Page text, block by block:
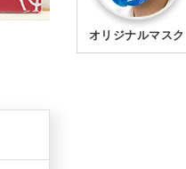
オリジナルマスク